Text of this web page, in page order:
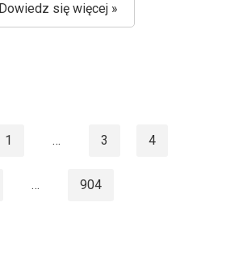
Dowiedz się więcej »
1 … 3 4
… 904